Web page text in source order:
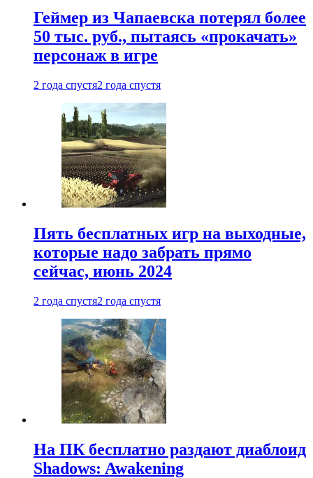
Геймер из Чапаевска потерял более
50 тыс. руб., пытаясь «прокачать»
персонаж в игре
2 года спустя2 года спустя
Пять бесплатных игр на выходные,
которые надо забрать прямо
сейчас, июнь 2024
2 года спустя2 года спустя
На ПК бесплатно раздают диаблоид
Shadows: Awakening